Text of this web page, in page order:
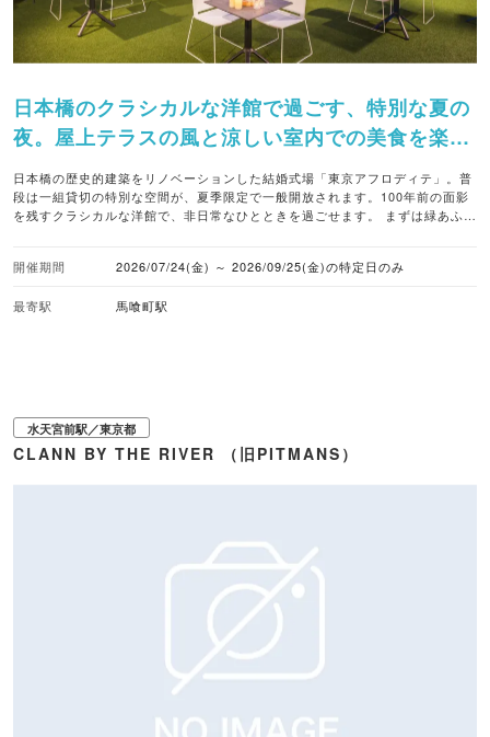
日本橋のクラシカルな洋館で過ごす、特別な夏の
夜。屋上テラスの風と涼しい室内での美食を楽し
めます。
日本橋の歴史的建築をリノベーションした結婚式場「東京アフロディテ」。普
段は一組貸切の特別な空間が、夏季限定で一般開放されます。100年前の面影
を残すクラシカルな洋館で、非日常なひとときを過ごせます。 まずは緑あふれ
野菜のカポナータや特選豚肩ロースのグリル、チーズたっぷりのラザニアな
慢の贅沢な料理をゆっくりと味わってみてはいかが。 ■注目メニュー ・シェフ
18日（金）・19日（土）・25日（金） ■アクセス JR「馬喰町」駅・地下鉄
「馬喰横山」駅・「東日本橋」駅より徒歩2分、地下鉄「小伝馬町」駅より徒
歩5分
開催期間 2026/07/24(金) ～ 2026/09/25(金)の特定日のみ
最寄駅 馬喰町駅
水天宮前駅／東京都
CLANN BY THE RIVER （旧PITMANS）